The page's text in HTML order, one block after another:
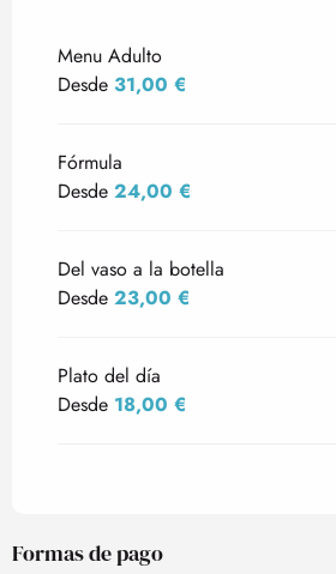
Menu Adulto
Desde 31,00 €
Fórmula
Desde 24,00 €
Del vaso a la botella
Desde 23,00 €
Plato del día
Desde 18,00 €
Formas de pago